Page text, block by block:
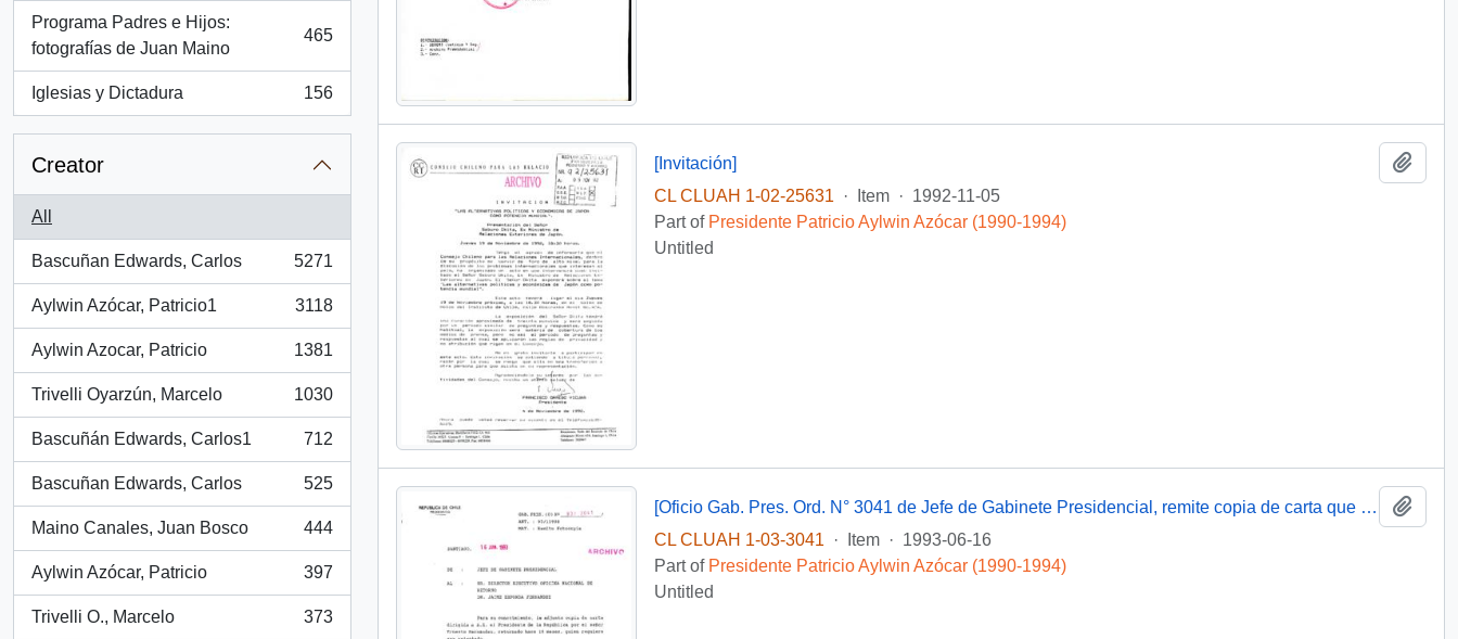
Programa Padres e Hijos:
fotografías de Juan Maino
, 465 results
465
Iglesias y Dictadura
, 156 results
156
Creator
All
Bascuñan Edwards, Carlos
, 5271 results
5271
Aylwin Azócar, Patricio1
, 3118 results
3118
Aylwin Azocar, Patricio
, 1381 results
1381
Trivelli Oyarzún, Marcelo
, 1030 results
1030
Bascuñán Edwards, Carlos1
, 712 results
712
Bascuñan Edwards, Carlos
, 525 results
525
Maino Canales, Juan Bosco
, 444 results
444
Aylwin Azócar, Patricio
, 397 results
397
Trivelli O., Marcelo
, 373 results
373
[Invitación]
CL CLUAH 1-02-25631
· Item · 1992-11-05
Part of Presidente Patricio Aylwin Azócar (1990-1994)
Untitled
[Oficio Gab. Pres. Ord. N° 3041 de Jefe de Gabinete Presidencial, remite copia de carta que se indica]
CL CLUAH 1-03-3041
· Item · 1993-06-16
Part of Presidente Patricio Aylwin Azócar (1990-1994)
Untitled